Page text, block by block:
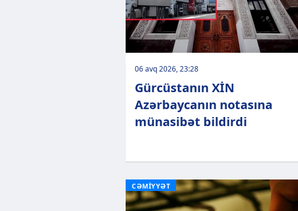
06 avq 2026, 23:28
Gürcüstanın XİN
Azərbaycanın notasına
münasibət bildirdi
CƏMİYYƏT